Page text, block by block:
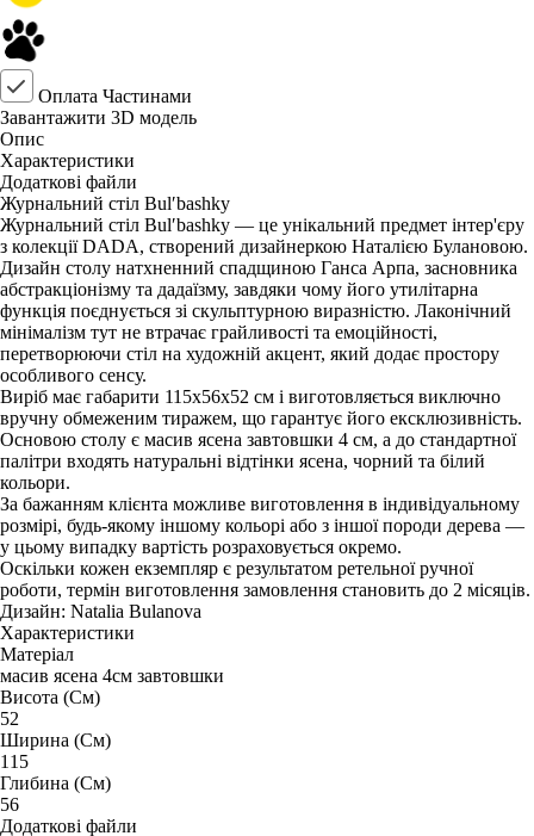
Оплата Частинами
Завантажити 3D модель
Опис
Характеристики
Додаткові файли
Журнальний стіл Bulʹbashky
Журнальний стіл Bulʹbashky — це унікальний предмет інтер'єру
з колекції DADA, створений дизайнеркою Наталією Булановою.
Дизайн столу натхненний спадщиною Ганса Арпа, засновника
абстракціонізму та дадаїзму, завдяки чому його утилітарна
функція поєднується зі скульптурною виразністю. Лаконічний
мінімалізм тут не втрачає грайливості та емоційності,
перетворюючи стіл на художній акцент, який додає простору
особливого сенсу.
Виріб має габарити 115x56x52 см і виготовляється виключно
вручну обмеженим тиражем, що гарантує його ексклюзивність.
Основою столу є масив ясена завтовшки 4 см, а до стандартної
палітри входять натуральні відтінки ясена, чорний та білий
кольори.
За бажанням клієнта можливе виготовлення в індивідуальному
розмірі, будь-якому іншому кольорі або з іншої породи дерева —
у цьому випадку вартість розраховується окремо.
Оскільки кожен екземпляр є результатом ретельної ручної
роботи, термін виготовлення замовлення становить до 2 місяців.
Дизайн: Natalia Bulanova
Характеристики
Матеріал
масив ясена 4см завтовшки
Висота (См)
52
Ширина (См)
115
Глибина (См)
56
Додаткові файли